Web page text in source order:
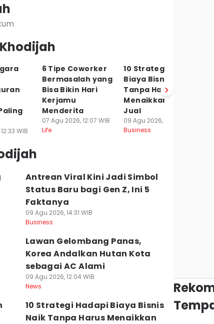
WIB
6 Tipe Coworker
Bermasalah yang
Bisa Bikin Hari
Kerjamu
Menderita
07 Agu 2026, 12:07 WIB
Life
10 Strategi Hadapi
Biaya Bisnis Naik
Tanpa Harus
Menaikkan Harga
Jual
09 Agu 2026, 09:02 WIB
Business
Antrean Viral Kini Jadi Simbol
Status Baru bagi Gen Z, Ini 5
Faktanya
09 Agu 2026, 14:31 WIB
Business
Lawan Gelombang Panas,
Korea Andalkan Hutan Kota
sebagai AC Alami
09 Agu 2026, 12:04 WIB
News
10 Strategi Hadapi Biaya Bisnis
Naik Tanpa Harus Menaikkan